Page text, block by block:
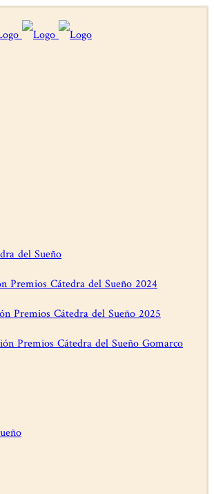
del Sueño
Premios Cátedra del Sueño 2024
Premios Cátedra del Sueño 2025
Premios Cátedra del Sueño Gomarco